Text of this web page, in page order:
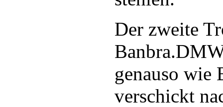
Der zweite
genauso wie
verschickt